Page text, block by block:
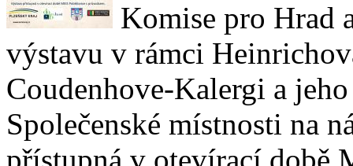
Komise pro Hrad
výstavu v rámci
Coudenhove-Kalergi a
Společenské místnosti na